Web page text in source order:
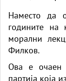
Наместо да
годините на
морални
Филков.
Ова е очаен
партија која